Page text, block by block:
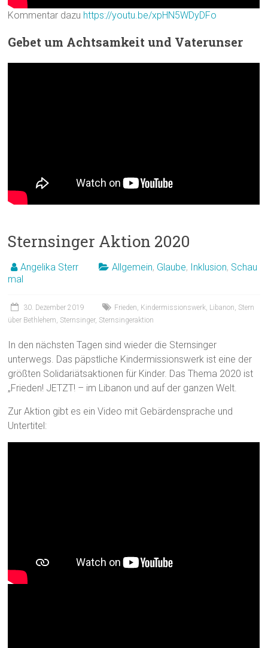
Kommentar dazu https://youtu.be/xpHN5WDyDFo
Gebet um Achtsamkeit und Vaterunser
Sternsinger Aktion 2020
Angelika Sterr Allgemein, Glaube, Inklusion, Schau
mal
30. Dezember 2019 Frieden, Kindermissionswerk, Libanon, Stern
über Bethlehem, Sternsinger, Sternsingeraktion
In den nächsten Tagen sind wieder die Sternsinger
unterwegs. Das päpstliche Kindermissionswerk ist eine der
größten Solidariätsaktionen für Kinder. Das Thema 2020 ist
„Frieden! JETZT! – im Libanon und auf der ganzen Welt.
Zur Aktion gibt es ein Video mit Gebärdensprache und
Untertitel: